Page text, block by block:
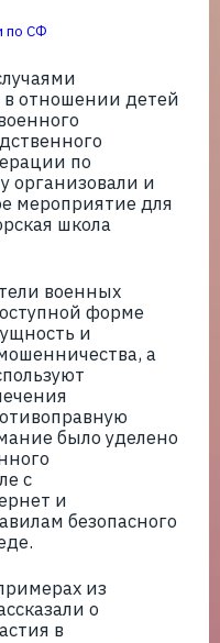
по СФ
отношении детей
по
организовали и
мероприятие для
школа
военных
форме
и
а
было уделено
с
и
безопасного
из
о
в